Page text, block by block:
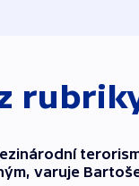
varuje